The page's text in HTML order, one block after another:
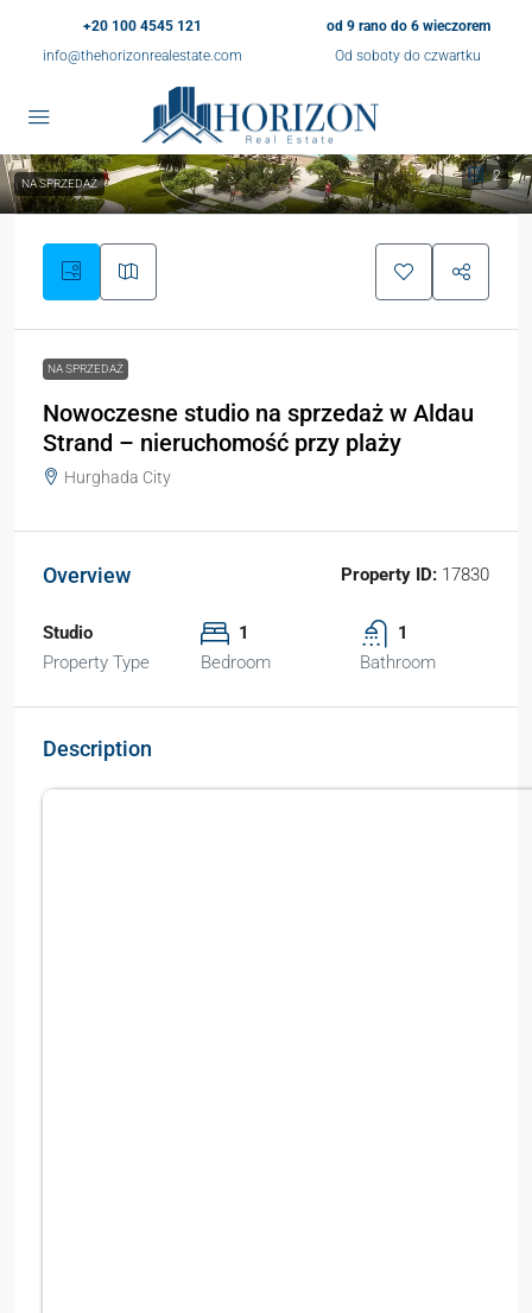
+20 100 4545 121
info@thehorizonrealestate.com
od 9 rano do 6 wieczorem
Od soboty do czwartku
2
NA SPRZEDAŻ
NA SPRZEDAŻ
Nowoczesne studio na sprzedaż w Aldau
Strand – nieruchomość przy plaży
Hurghada City
Overview Property ID: 17830
Studio
Property Type
1
Bedroom
1
Bathroom
Description